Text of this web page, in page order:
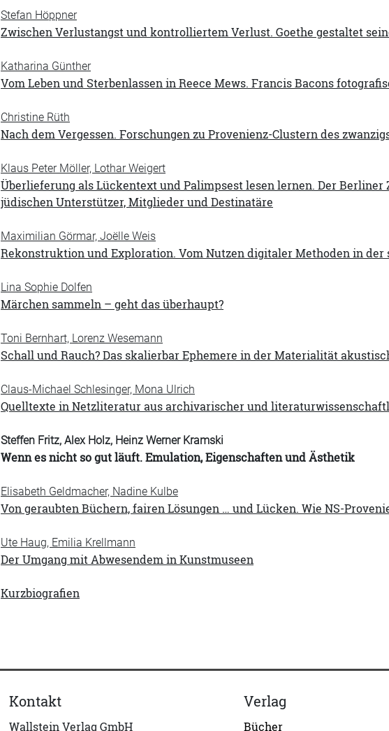
Stefan Höppner
Zwischen Verlustangst und kontrolliertem Verlust. Goethe gestaltet
Katharina Günther
Vom Leben und Sterbenlassen in Reece Mews. Francis Bacons
Christine Rüth
Nach dem Vergessen. Forschungen zu Provenienz-Clustern des
Klaus Peter Möller, Lothar Weigert
Überlieferung als Lückentext und Palimpsest lesen lernen. Der
jüdischen Unterstützer, Mitglieder und Destinatäre
Maximilian Görmar, Joëlle Weis
Rekonstruktion und Exploration. Vom Nutzen digitaler Methoden in
Lina Sophie Dolfen
Märchen sammeln – geht das überhaupt?
Toni Bernhart, Lorenz Wesemann
Schall und Rauch? Das skalierbar Ephemere in der Materialität
Claus-Michael Schlesinger, Mona Ulrich
Quelltexte in Netzliteratur aus archivarischer und
Steffen Fritz, Alex Holz, Heinz Werner Kramski
Wenn es nicht so gut läuft. Emulation, Eigenschaften und Ästhetik
Elisabeth Geldmacher, Nadine Kulbe
Von geraubten Büchern, fairen Lösungen … und Lücken. Wie NS-
Ute Haug, Emilia Krellmann
Der Umgang mit Abwesendem in Kunstmuseen
Kurzbiografien
Kontakt
Wallstein Verlag GmbH
Verlag
Bücher